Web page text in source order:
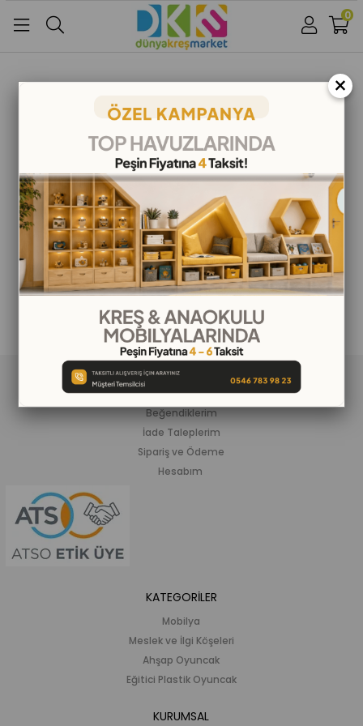
Google İle Bağlan
0
ALIŞVERİŞ BİLGİLERİ
Siparişlerim
Beğendiklerim
İade Taleplerim
Sipariş ve Ödeme
Hesabım
KATEGORİLER
Mobilya
Meslek ve İlgi Köşeleri
Ahşap Oyuncak
Eğitici Plastik Oyuncak
KURUMSAL
×